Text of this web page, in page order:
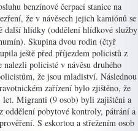
benzínové čerpací stanice na
že v návěsech jejich kamiónů se
další hlídky (oddělení hlídkové služby
Skupina dvou rodin (čtyř
ještě před příjezdem policistů z
policisté v návěsu druhého
že jsou mladiství. Následnou
zařízení bylo zjištěno, že
let. Migranti (9 osob) byli zajištěni a
oddělení pobytové kontroly, pátrání a
S eskortou a střežením osob